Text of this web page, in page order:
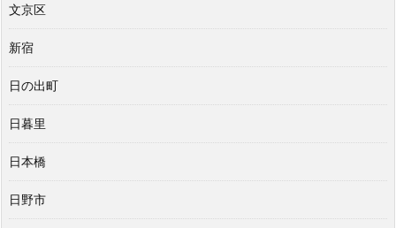
文京区
新宿
日の出町
日暮里
日本橋
日野市